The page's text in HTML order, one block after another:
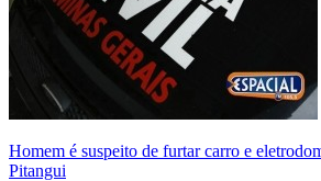
Homem é suspeito de furtar carro e
Pitangui